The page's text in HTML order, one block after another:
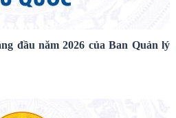
đầu năm 2026 của Ban Quản lý